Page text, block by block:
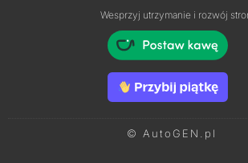
Wesprzyj utrzymanie i rozwój
© AutoGEN.pl